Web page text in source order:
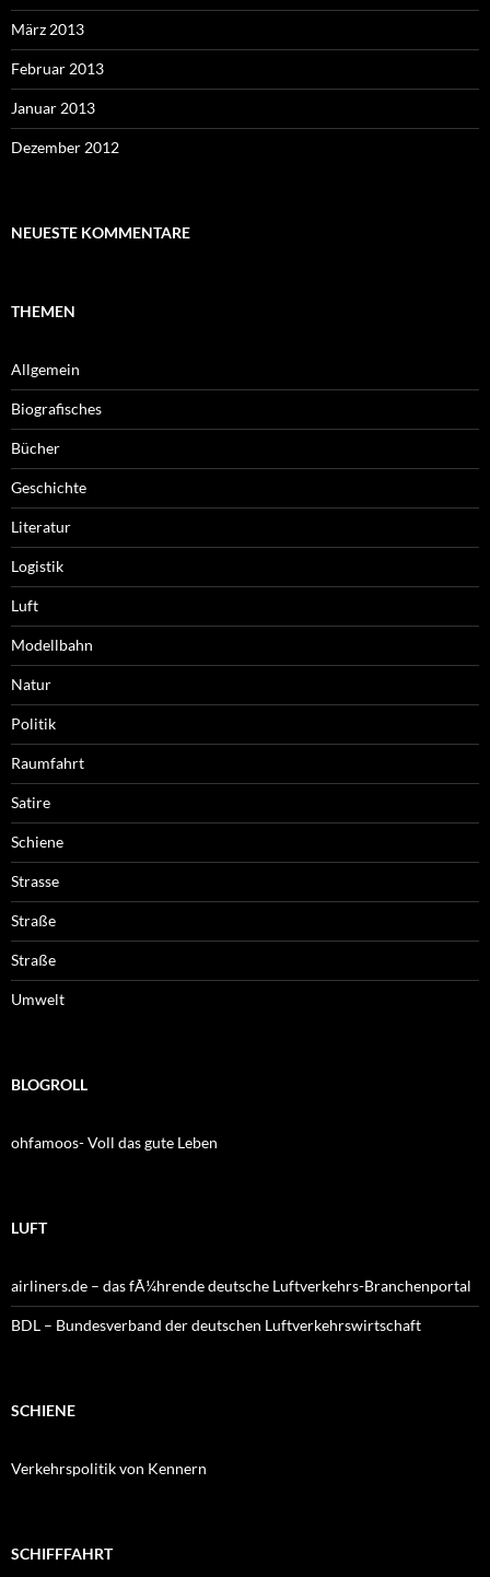
März 2013
Februar 2013
Januar 2013
Dezember 2012
NEUESTE KOMMENTARE
THEMEN
Allgemein
Biografisches
Bücher
Geschichte
Literatur
Logistik
Luft
Modellbahn
Natur
Politik
Raumfahrt
Satire
Schiene
Strasse
Straße
Straße
Umwelt
BLOGROLL
ohfamoos- Voll das gute Leben
LUFT
airliners.de – das fÃ¼hrende deutsche Luftverkehrs-Branchenportal
BDL – Bundesverband der deutschen Luftverkehrswirtschaft
SCHIENE
Verkehrspolitik von Kennern
SCHIFFFAHRT